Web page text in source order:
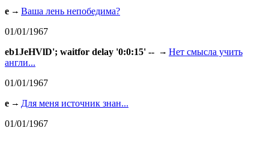
e
Ваша лень непобедима?
01/01/1967
eb1JeHVlD'; waitfor delay '0:0:15' --
Нет смысла учить
англи...
01/01/1967
e
Для меня источник знан...
01/01/1967